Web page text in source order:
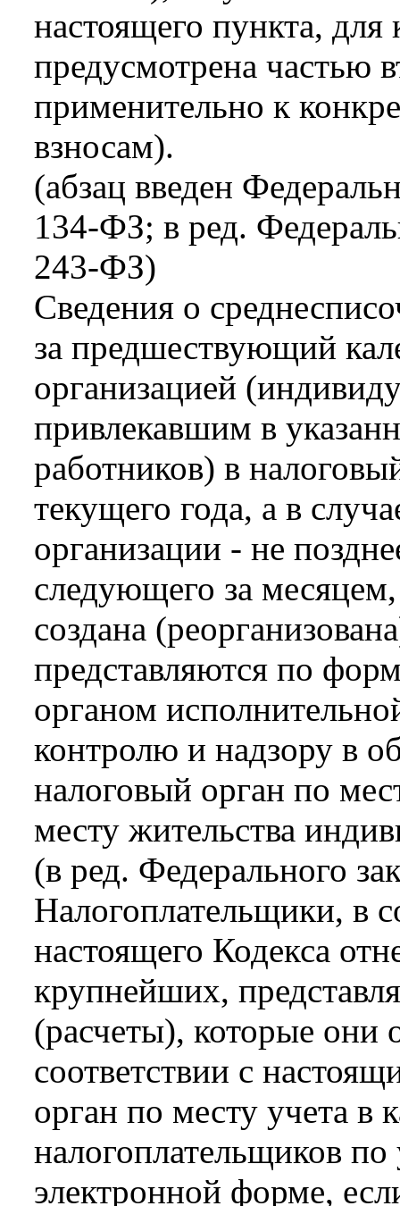
настоящего пункта, для
предусмотрена частью
применительно к
взносам).
(абзац введен
134-ФЗ; в ред.
243-ФЗ)
Сведения о
за предшествующий
организацией
привлекавшим в
работников) в
текущего года, а в
организации - не
следующего за
создана
представляются по
органом
контролю и надзору в
налоговый орган по
месту жительства
(в ред. Федерального
Налогоплательщики, в
настоящего Кодекса
крупнейших,
(расчеты), которые они
соответствии с
орган по месту учета в
налогоплательщиков
электронной форме,